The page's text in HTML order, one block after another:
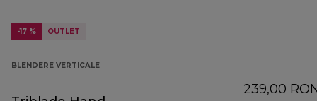
-17 % OUTLET
BLENDERE VERTICALE
239,00